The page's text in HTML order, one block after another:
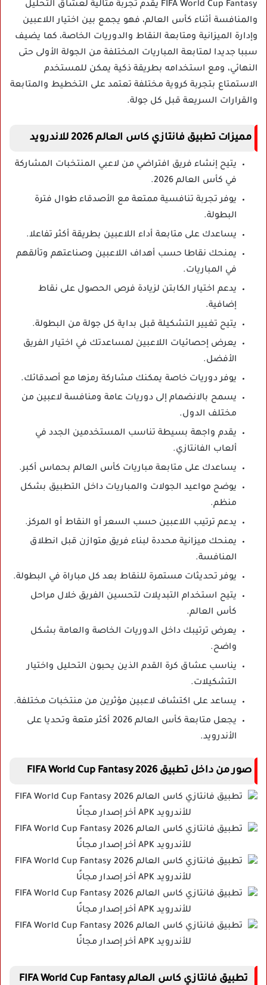
FIFA World Cup Fantasy يقدم تجربة مثالية لعشاق التحليل
والمنافسة أثناء كأس العالم، فهو يجمع بين اختيار اللاعبين
وإدارة الميزانية ومتابعة النقاط والدوريات الخاصة، كما يضيف
سببا جديدا لمتابعة المباريات المختلفة من الجولة الأولى حتى
النهائي، ومع استخدامه بطريقة ذكية يمكن للمستخدم
الاستمتاع بتجربة كروية مختلفة تعتمد على التخطيط والمتابعة
والقرارات السريعة قبل كل جولة.
مميزات تطبيق فانتازي كاس العالم 2026 للاندرويد
يتيح إنشاء فريق افتراضي من لاعبي المنتخبات المشاركة
في كأس العالم 2026.
يوفر تجربة تنافسية ممتعة مع الأصدقاء طوال فترة
البطولة.
يساعدك على متابعة أداء اللاعبين بطريقة أكثر تفاعلا.
يمنحك نقاطا حسب أهداف اللاعبين وصناعتهم وتألقهم
في المباريات.
يدعم اختيار الكابتن لزيادة فرص الحصول على نقاط
إضافية.
يتيح تغيير التشكيلة قبل بداية كل جولة من البطولة.
يعرض إحصائيات اللاعبين لمساعدتك في اختيار الفريق
الأفضل.
يوفر دوريات خاصة يمكنك مشاركة رمزها مع أصدقائك.
يسمح بالانضمام إلى دوريات عامة ومنافسة لاعبين من
مختلف الدول.
يقدم واجهة بسيطة تناسب المستخدمين الجدد في
ألعاب الفانتازي.
يساعدك على متابعة مباريات كأس العالم بحماس أكبر.
يوضح مواعيد الجولات والمباريات داخل التطبيق بشكل
منظم.
يدعم ترتيب اللاعبين حسب السعر أو النقاط أو المركز.
يمنحك ميزانية محددة لبناء فريق متوازن قبل انطلاق
المنافسة.
يوفر تحديثات مستمرة للنقاط بعد كل مباراة في البطولة.
يتيح استخدام التبديلات لتحسين الفريق خلال مراحل
كأس العالم.
يعرض ترتيبك داخل الدوريات الخاصة والعامة بشكل
واضح.
يناسب عشاق كرة القدم الذين يحبون التحليل واختيار
التشكيلات.
يساعد على اكتشاف لاعبين مؤثرين من منتخبات مختلفة.
يجعل متابعة كأس العالم 2026 أكثر متعة وتحديا على
الأندرويد.
صور من داخل تطبيق FIFA World Cup Fantasy 2026
تطبيق فانتازي كاس العالم FIFA World Cup Fantasy